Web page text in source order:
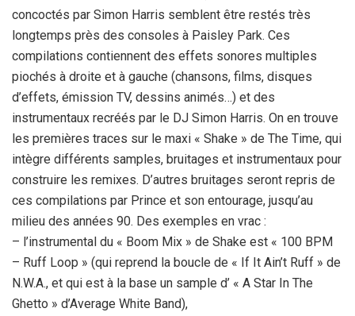
concoctés par Simon Harris semblent être restés très
longtemps près des consoles à Paisley Park. Ces
compilations contiennent des effets sonores multiples
piochés à droite et à gauche (chansons, films, disques
d’effets, émission TV, dessins animés…) et des
instrumentaux recréés par le DJ Simon Harris. On en trouve
les premières traces sur le maxi « Shake » de The Time, qui
intègre différents samples, bruitages et instrumentaux pour
construire les remixes. D’autres bruitages seront repris de
ces compilations par Prince et son entourage, jusqu’au
milieu des années 90. Des exemples en vrac :
– l’instrumental du « Boom Mix » de Shake est « 100 BPM
– Ruff Loop » (qui reprend la boucle de « If It Ain’t Ruff » de
N.W.A., et qui est à la base un sample d’ « A Star In The
Ghetto » d’Average White Band),